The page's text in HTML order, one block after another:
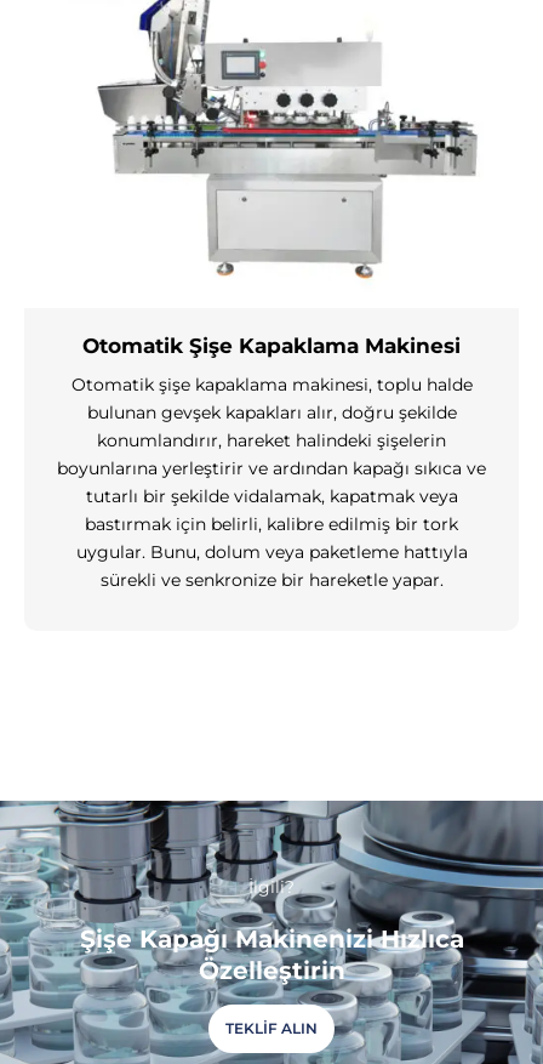
Otomatik Şişe Kapaklama Makinesi
Otomatik şişe kapaklama makinesi, toplu halde
bulunan gevşek kapakları alır, doğru şekilde
konumlandırır, hareket halindeki şişelerin
boyunlarına yerleştirir ve ardından kapağı sıkıca ve
tutarlı bir şekilde vidalamak, kapatmak veya
bastırmak için belirli, kalibre edilmiş bir tork
uygular. Bunu, dolum veya paketleme hattıyla
sürekli ve senkronize bir hareketle yapar.
İlgili?
Şişe Kapağı Makinenizi Hızlıca
Özelleştirin
TEKLIF ALIN